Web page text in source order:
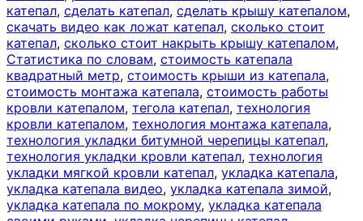
катепал, сделать катепал, сделать крышу катепалом,
скачать видео как ложат катепал, сколько стоит
катепал, сколько стоит накрыть крышу катепалом,
Статистика по словам, стоимость катепала
квадратный метр, стоимость крыши из катепала,
стоимость монтажа катепала, стоимость работы
кровли катепалом, тегола катепал, технология
кровли катепалом, технология монтажа катепала,
технология укладки битумной черепицы катепал,
технология укладки кровли катепал, технология
укладки мягкой кровли катепал, укладка катепала,
укладка катепала видео, укладка катепала зимой,
укладка катепала по мокрому, укладка катепала